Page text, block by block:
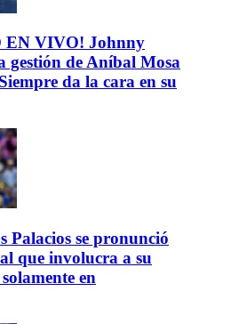
EN VIVO! Johnny
gestión de Aníbal Mosa
da la cara en su
Palacios se pronunció
que involucra a su
en